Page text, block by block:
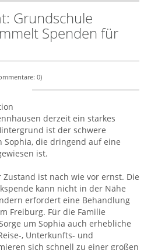
Grundschule
Spenden für
0)
derzeit ein starkes
ist der schwere
die dringend auf eine
ist.
ist nach wie vor ernst. Die
kann nicht in der Nähe
erfordert eine Behandlung
Freiburg. Für die Familie
um Sophia auch erhebliche
, Unterkunfts- und
sich schnell zu einer großen